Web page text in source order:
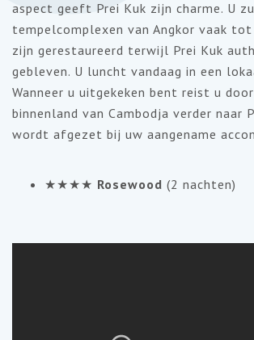
aspect geeft Prei Kuk zijn charme. U
tempelcomplexen van Angkor vaak
zijn gerestaureerd terwijl Prei Kuk
gebleven. U luncht vandaag in een
Wanneer u uitgekeken bent reist u
binnenland van Cambodja verder naar
wordt afgezet bij uw aangename
★★★★ Rosewood (2 nachten)